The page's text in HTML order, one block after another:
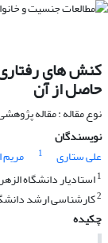
کنش های
حاصل از آن
نوع مقاله : مقاله
نویسندگان
علی ستاری
1 مریم
1استادیار دانشگاه
2کارشناسی ارشد
چکیده